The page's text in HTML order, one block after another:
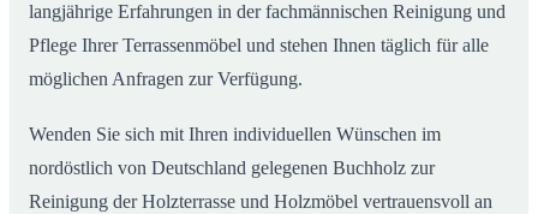
langjährige Erfahrungen in der fachmännischen Reinigung und
Pflege Ihrer Terrassenmöbel und stehen Ihnen täglich für alle
möglichen Anfragen zur Verfügung.
Wenden Sie sich mit Ihren individuellen Wünschen im
nordöstlich von Deutschland gelegenen Buchholz zur
Reinigung der Holzterrasse und Holzmöbel vertrauensvoll an